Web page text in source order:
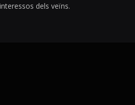
dels veïns.